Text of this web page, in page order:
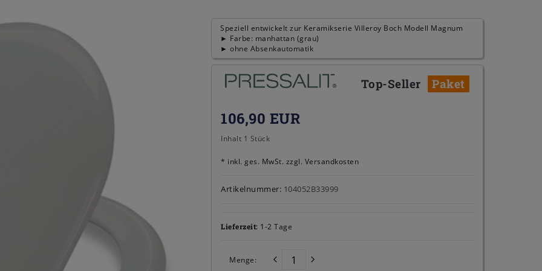
Speziell entwickelt zur Keramikserie Villeroy Boch Modell Magnum
► Farbe: manhattan (grau)
► ohne Absenkautomatik
Top-Seller Paket
106,90 EUR
Inhalt 1 Stück
* inkl. ges. MwSt. zzgl. Versandkosten
Artikelnummer: 104052B33999
Lieferzeit: 1-2 Tage
Menge: